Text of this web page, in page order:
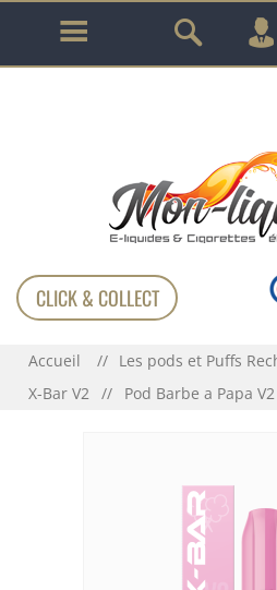
GARANTIE À VIE SUR
!!!
CLICK & COLLECT
Accueil
Les pods et Puffs
X-Bar V2
Pod Barbe a Papa